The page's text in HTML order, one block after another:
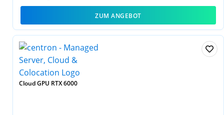
ZUM ANGEBOT
Cloud GPU RTX 6000